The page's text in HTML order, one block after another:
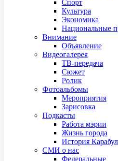
Спорт
Культура
Экономика
Национальные
Внимание
Объявление
Видеогалерея
ТВ-передача
Сюжет
Ролик
Фотоальбомы
Мероприятия
Зарисовка
Подкасты
Работа мэрии
Жизнь города
История
СМИ о нас
Федеральные